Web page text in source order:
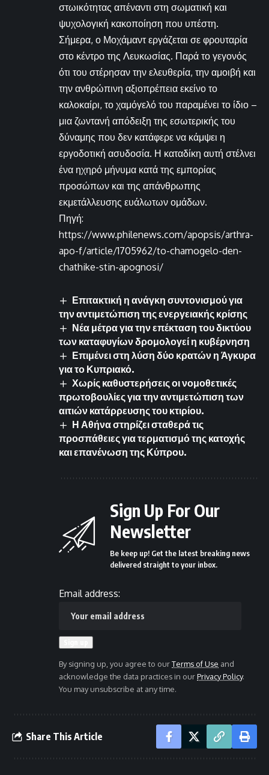
στωικότητας απέναντι στη σωματική και
ψυχολογική κακοποίηση που υπέστη.
Σήμερα, ο Μοχάμαντ εργάζεται σε φρουταρία
στο κέντρο της Λευκωσίας. Παρά το γεγονός
ότι του στέρησαν την ελευθερία, την αμοιβή και
την ανθρώπινη αξιοπρέπεια εκείνο το
καλοκαίρι, το χαμόγελό του παραμένει το ίδιο –
μια ζωντανή απόδειξη της εσωτερικής του
δύναμης που δεν κατάφερε να κάμψει η
εργοδοτική ασυδοσία. Η καταδίκη αυτή στέλνει
ένα ηχηρό μήνυμα κατά της εμπορίας
προσώπων και της απάνθρωπης
εκμετάλλευσης ευάλωτων ομάδων.
Πηγή:
https://www.philenews.com/apopsis/arthra-
apo-f/article/1705962/to-chamogelo-den-
chathike-stin-apognosi/
Επιτακτική η ανάγκη συντονισμού για
την αντιμετώπιση της ενεργειακής κρίσης
Νέα μέτρα για την επέκταση του δικτύου
των καταφυγίων δρομολογεί η κυβέρνηση
Επιμένει στη λύση δύο κρατών η Άγκυρα
για το Κυπριακό.
Χωρίς καθυστερήσεις οι νομοθετικές
πρωτοβουλίες για την αντιμετώπιση των
αιτιών κατάρρευσης του κτιρίου.
Η Αθήνα στηρίζει σταθερά τις
προσπάθειες για τερματισμό της κατοχής
και επανένωση της Κύπρου.
Sign Up For Our
Newsletter
Be keep up! Get the latest breaking news
delivered straight to your inbox.
Email address:
By signing up, you agree to ourTerms of Use and
acknowledge the data practices in ourPrivacy Policy.
You may unsubscribe at any time.
Share This Article